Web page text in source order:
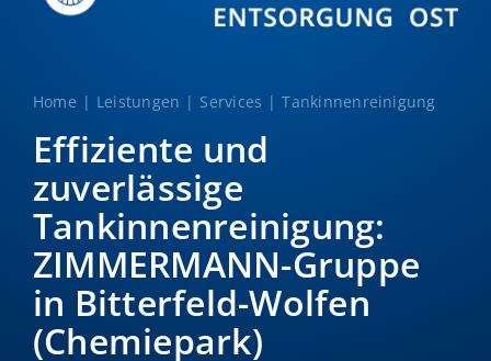
Home Leistungen Services Tankinnenreinigung
Effiziente und
zuverlässige
Tankinnenreinigung:
ZIMMERMANN-Gruppe
in Bitterfeld-Wolfen
(Chemiepark)